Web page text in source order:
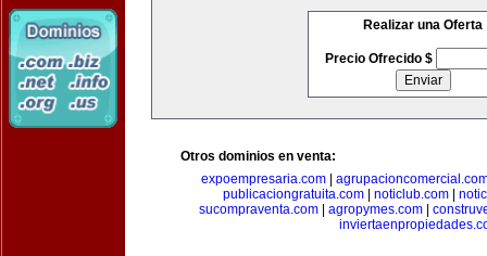
Realizar una Oferta
Precio Ofrecido $
Otros dominios en venta:
expoempresaria.com|
publicaciongratuita.com| noticlub.com|
sucompraventa.com
agropymes.com